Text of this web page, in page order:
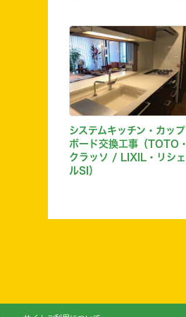
システムキッチン・カップ
ボード交換工事（TOTO・
クラッソ / LIXIL・リシェ
ルSI）